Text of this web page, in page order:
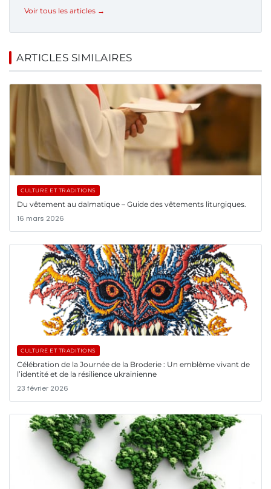
Voir tous les articles →
ARTICLES SIMILAIRES
CULTURE ET TRADITIONS
Du vêtement au dalmatique – Guide des vêtements liturgiques.
16 mars 2026
CULTURE ET TRADITIONS
Célébration de la Journée de la Broderie : Un emblème vivant de
l’identité et de la résilience ukrainienne
23 février 2026